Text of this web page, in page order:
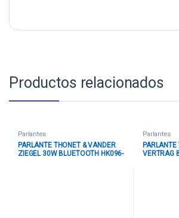
Productos relacionados
Parlantes
PARLANTE THONET & VANDER
ZIEGEL 30W BLUETOOTH HK096-
Parlantes
VERTRAG